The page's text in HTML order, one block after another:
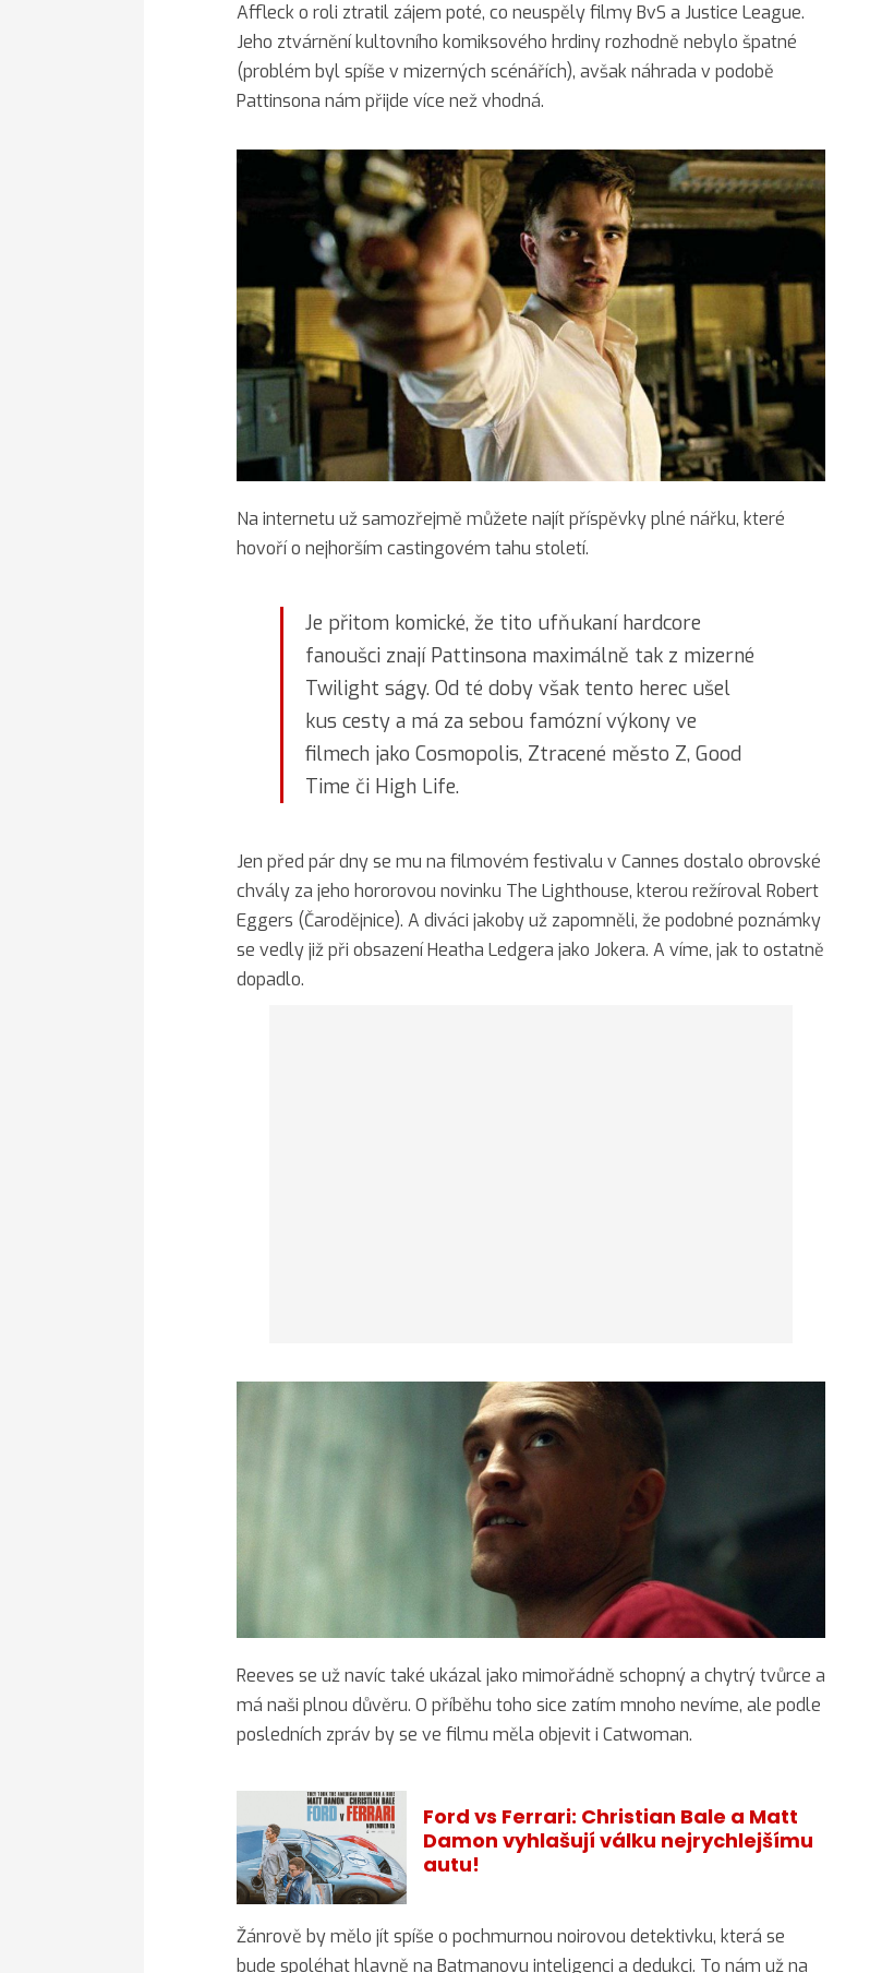
Affleck o roli ztratil zájem poté, co neuspěly filmy BvS a Justice League.
Jeho ztvárnění kultovního komiksového hrdiny rozhodně nebylo špatné
(problém byl spíše v mizerných scénářích), avšak náhrada v podobě
Pattinsona nám přijde více než vhodná.
Na internetu už samozřejmě můžete najít příspěvky plné nářku, které
hovoří o nejhorším castingovém tahu století.
Je přitom komické, že tito ufňukaní hardcore
fanoušci znají Pattinsona maximálně tak z mizerné
Twilight ságy. Od té doby však tento herec ušel
kus cesty a má za sebou famózní výkony ve
filmech jako Cosmopolis, Ztracené město Z, Good
Time či High Life.
Jen před pár dny se mu na filmovém festivalu v Cannes dostalo obrovské
chvály za jeho hororovou novinku The Lighthouse, kterou režíroval Robert
Eggers (Čarodějnice). A diváci jakoby už zapomněli, že podobné poznámky
se vedly již při obsazení Heatha Ledgera jako Jokera. A víme, jak to ostatně
dopadlo.
Reeves se už navíc také ukázal jako mimořádně schopný a chytrý tvůrce a
má naši plnou důvěru. O příběhu toho sice zatím mnoho nevíme, ale podle
posledních zpráv by se ve filmu měla objevit i Catwoman.
Ford vs Ferrari: Christian Bale a Matt
Damon vyhlašují válku nejrychlejšímu
autu!
Žánrově by mělo jít spíše o pochmurnou noirovou detektivku, která se
bude spoléhat hlavně na Batmanovu inteligenci a dedukci. To nám už na